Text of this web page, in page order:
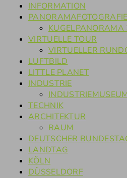
INFORMATION
KUGELPANORAMA
VIRTUELLE TOUR
VIRTUELLER
LUFTBILD
LITTLE PLANET
INDUSTRIE
TECHNIK
ARCHITEKTUR
RAUM
DEUTSCHER
LANDTAG
KÖLN
DÜSSELDORF